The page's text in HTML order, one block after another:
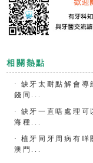
相關熱點
·
缺牙太耐點解會導
錢同...
·
缺牙一直唔處理可
海種...
·
植牙同牙周病有咩
澳門...